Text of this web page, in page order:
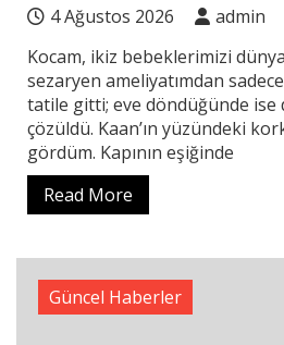
4 Ağustos 2026 admin
Kocam, ikiz bebeklerimizi
sezaryen ameliyatımdan
tatile gitti; eve döndüğünde ise
çözüldü. Kaan’ın yüzündeki
gördüm. Kapının eşiğinde
Read More
Güncel Haberler